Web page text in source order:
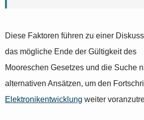
Diese Faktoren führen zu einer
das mögliche Ende der Gültigkeit des
Mooreschen Gesetzes und die Suche
alternativen Ansätzen, um den
Elektronikentwicklung weiter